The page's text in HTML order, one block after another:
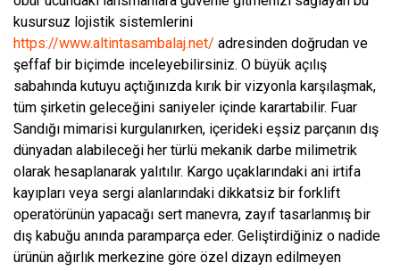
kusursuz lojistik sistemlerini
https://www.altintasambalaj.net/ adresinden doğrudan ve
şeffaf bir biçimde inceleyebilirsiniz. O büyük açılış
sabahında kutuyu açtığınızda kırık bir vizyonla karşılaşmak,
tüm şirketin geleceğini saniyeler içinde karartabilir. Fuar
Sandığı mimarisi kurgulanırken, içerideki eşsiz parçanın dış
dünyadan alabileceği her türlü mekanik darbe milimetrik
olarak hesaplanarak yalıtılır. Kargo uçaklarındaki ani irtifa
kayıpları veya sergi alanlarındaki dikkatsiz bir forklift
operatörünün yapacağı sert manevra, zayıf tasarlanmış bir
dış kabuğu anında paramparça eder. Geliştirdiğiniz o nadide
ürünün ağırlık merkezine göre özel dizayn edilmeyen